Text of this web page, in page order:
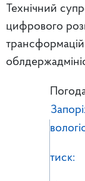
Технічний
цифрового
трансформацій
тиск: